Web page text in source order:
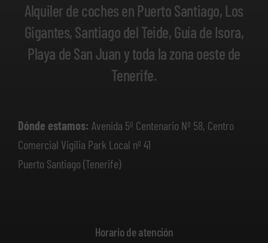
Alquiler de coches en Puerto Santiago, Los
Gigantes, Santiago del Teide, Guía de Isora,
Playa de San Juan y toda la zona oeste de
Tenerife.
Dónde estamos: Avenida 5º Centenario Nº 58, Centro
Comercial Vigilia Park Local nº 41
Puerto Santiago (Tenerife)
Horario de atención